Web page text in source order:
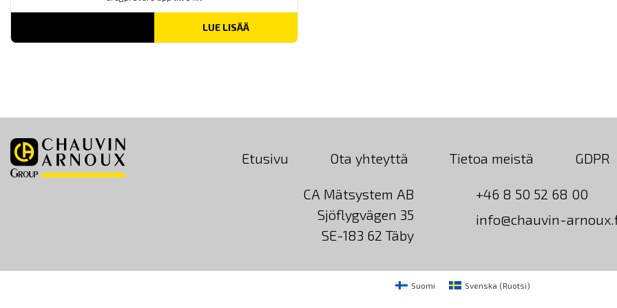
LUE LISÄÄ
Etusivu Ota yhteyttä Tietoa meistä GDPR
CA Mätsystem AB
Sjöflygvägen 35
SE-183 62 Täby
+46 8 50 52 68 00
info@chauvin-
Suomi Svenska (Ruotsi)